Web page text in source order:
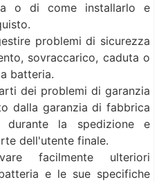
o di come installarlo e
problemi di sicurezza
sovraccarico, caduta o
batteria.
dei problemi di garanzia
dalla garanzia di fabbrica
la spedizione e
dell'utente finale.
facilmente ulteriori
e le sue specifiche